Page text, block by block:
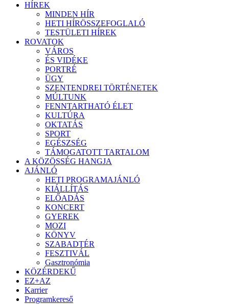
HÍREK
MINDEN HÍR
HETI HÍRÖSSZEFOGLALÓ
TESTÜLETI HÍREK
ROVATOK
VÁROS
ÉS VIDÉKE
PORTRÉ
ÜGY
SZENTENDREI TÖRTÉNETEK
MÚLTUNK
FENNTARTHATÓ ÉLET
KULTÚRA
OKTATÁS
SPORT
EGÉSZSÉG
TÁMOGATOTT TARTALOM
A KÖZÖSSÉG HANGJA
AJÁNLÓ
HETI PROGRAMAJÁNLÓ
KIÁLLÍTÁS
ELŐADÁS
KONCERT
GYEREK
MOZI
KÖNYV
SZABADTÉR
FESZTIVÁL
Gasztronómia
KÖZÉRDEKŰ
EZ+AZ
Karrier
Programkereső